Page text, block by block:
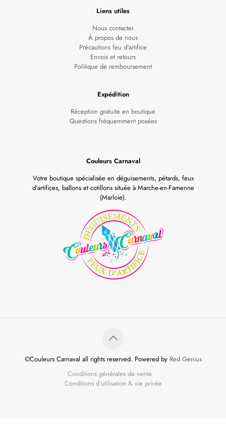
Liens utiles
Nous contacter
À propos de nous
Précautions feu d'artifice
Envois et retours
Politique de remboursement
Expédition
Réception gratuite en boutique
Questions fréquemment posées
Couleurs Carnaval
Votre boutique spécialisée en déguisements, pétards, feux
d'artifices, ballons et cotillons située à Marche-en-Famenne
(Marloie).
©Couleurs Carnaval all rights reserved. Powered by Red Genius
Conditions générales de vente
Conditions d’utilisation & vie privée